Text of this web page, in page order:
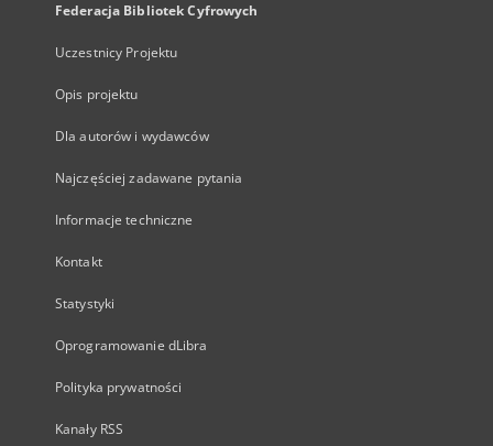
Federacja Bibliotek Cyfrowych
Uczestnicy Projektu
Opis projektu
Dla autorów i wydawców
Najczęściej zadawane pytania
Informacje techniczne
Kontakt
Statystyki
Oprogramowanie dLibra
Polityka prywatności
Kanały RSS